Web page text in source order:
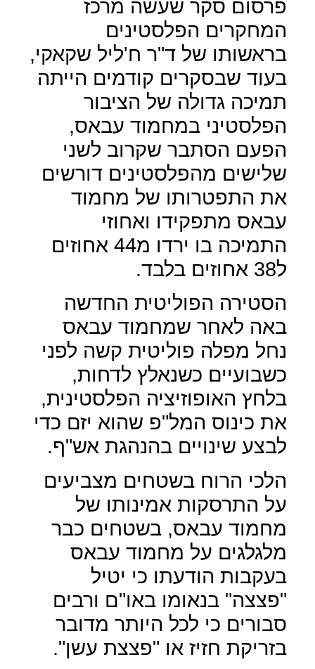
פרסום סקר שעשה מרכז
המחקרים הפלסטינים
בראשותו של ד"ר ח'ליל שקאקי,
בעוד שבסקרים קודמים הייתה
תמיכה גדולה של הציבור
הפלסטיני במחמוד עבאס,
הפעם הסתבר שקרוב לשני
שלישים מהפלסטינים דורשים
את התפטרותו של מחמוד
עבאס מתפקידו ואחוזי
התמיכה בו ירדו מ44 אחוזים
ל38 אחוזים בלבד.
הסטירה הפוליטית החדשה
באה לאחר שמחמוד עבאס
נחל מפלה פוליטית קשה לפני
כשבועיים כשנאלץ לדחות,
בלחץ האופוזיציה הפלסטינית,
את כינוס המל"פ שהוא יזם כדי
לבצע שינויים בהנהגת אש"ף.
הלכי הרוח בשטחים מצביעים
על התרסקות אמינותו של
מחמוד עבאס, בשטחים כבר
מלגלגים על מחמוד עבאס
בעקבות הודעתו כי יטיל
"פצצה" בנאומו באו"ם ורבים
סבורים כי לכל היותר מדובר
בזריקת חזיז או "פצצת עשן".